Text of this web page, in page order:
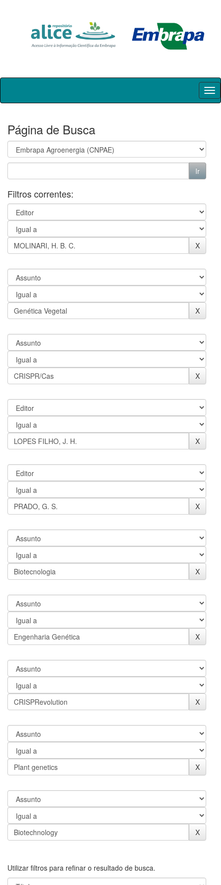
Skip
Página de Busca
Filtros correntes:
Utilizar filtros para refinar o resultado de busca.